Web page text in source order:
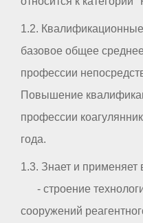
1.2.
базовое общее
профессии
Повышение
профессии
года.
1.3. Знает и применяет
- строение
сооружений